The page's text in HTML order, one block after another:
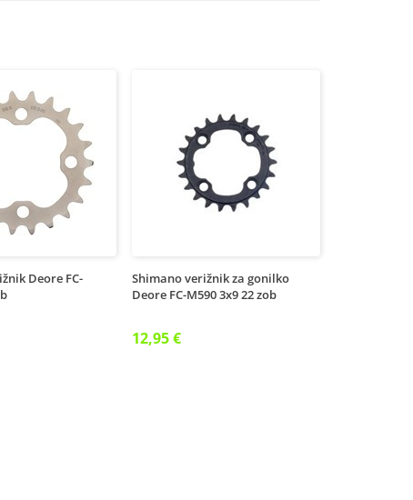
Deore FC-
Shimano verižnik za gonilko
Deore FC-M590 3x9 22 zob
12,95 €